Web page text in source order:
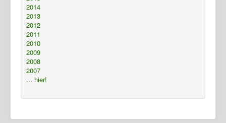
2014
2013
2012
2011
2010
2009
2008
2007
... hier!